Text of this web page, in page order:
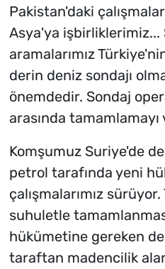
Pakistan'daki
Asya'ya işbirliklerimiz...
aramalarımız
derin deniz sondajı
önemdedir. Sondaj
arasında
Komşumuz Suriye'de
petrol tarafında yeni
çalışmalarımız
suhuletle
hükümetine gereken
taraftan madencilik